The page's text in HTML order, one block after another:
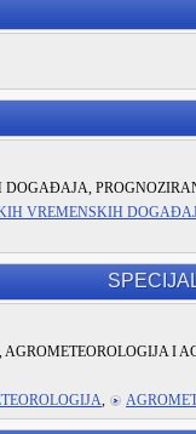
VREMENSKIH
I
,